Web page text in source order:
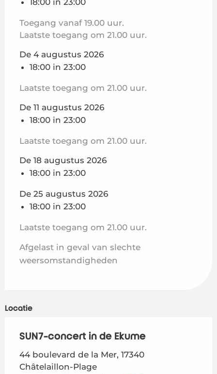
Toegang vanaf 19.00 uur.
Laatste toegang om 21.00 uur.
De 4 augustus 2026
18:00 in 23:00
Laatste toegang om 21.00 uur.
De 11 augustus 2026
18:00 in 23:00
Laatste toegang om 21.00 uur.
De 18 augustus 2026
18:00 in 23:00
De 25 augustus 2026
18:00 in 23:00
Laatste toegang om 21.00 uur.
Afgelast in geval van slechte
weersomstandigheden
Locatie
SUN7-concert in de Ekume
44 boulevard de la Mer, 17340
Châtelaillon-Plage